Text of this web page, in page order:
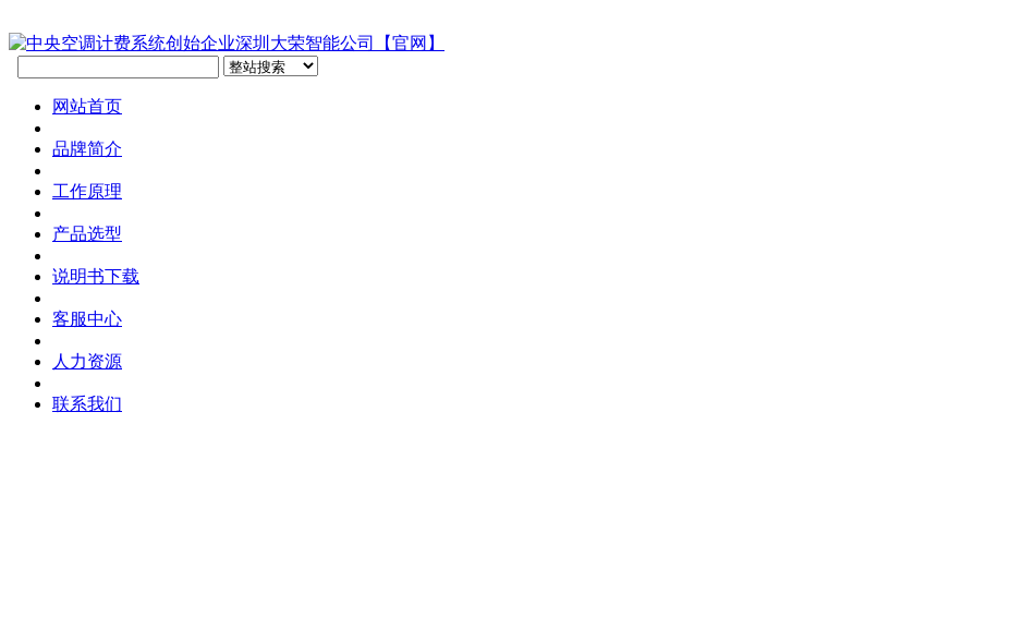
网站首页
品牌简介
工作原理
产品选型
说明书下载
客服中心
人力资源
联系我们